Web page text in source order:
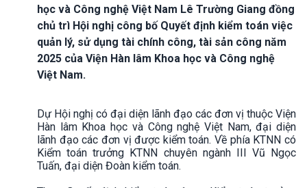
học và Công nghệ Việt Nam Lê Trường Giang đồng
chủ trì Hội nghị công bố Quyết định kiểm toán việc
quản lý, sử dụng tài chính công, tài sản công năm
2025 của Viện Hàn lâm Khoa học và Công nghệ
Việt Nam.
Dự Hội nghị có đại diện lãnh đạo các đơn vị thuộc Viện
Hàn lâm Khoa học và Công nghệ Việt Nam, đại diện
lãnh đạo các đơn vị được kiểm toán. Về phía KTNN có
Kiểm toán trưởng KTNN chuyên ngành III Vũ Ngọc
Tuấn, đại diện Đoàn kiểm toán.